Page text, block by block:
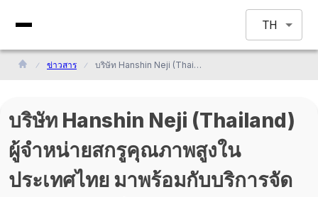
TH
ข่าวสาร บริษัท Hanshin Neji (Thailand) ผู้จำหน่ายสกรูคุณภาพสูงในประเทศไทย มาพร้อมกับบริการจัดส่งอย่างรวดเร็ว!
บริษัท Hanshin Neji (Thailand)
ผู้จำหน่ายสกรูคุณภาพสูงใน
ประเทศไทย มาพร้อมกับบริการจัด